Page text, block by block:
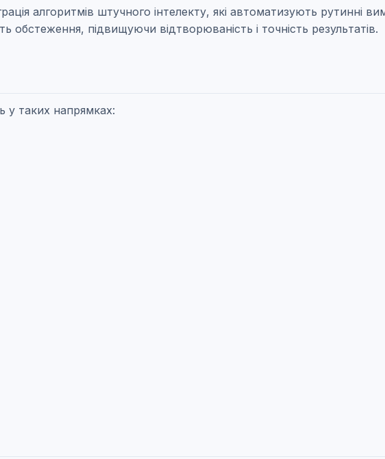
алгоритмів штучного інтелекту, які автоматизують рутинні
обстеження, підвищуючи відтворюваність і точність результатів.
у таких напрямках: